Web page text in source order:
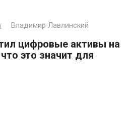
Владимир Лавлинский
цифровые активы на
это значит для